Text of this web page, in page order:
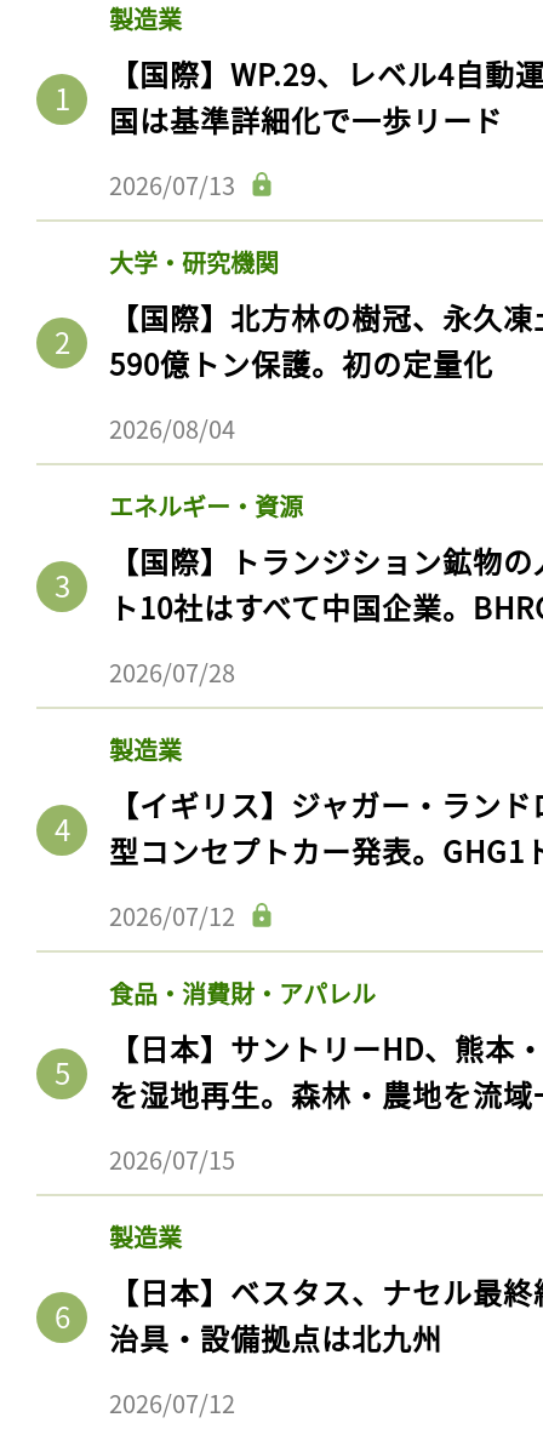
製造業
【国際】WP.29、レベル4自動
国は基準詳細化で一歩リード
2026/07/13
大学・研究機関
【国際】北方林の樹冠、永久
590億トン保護。初の定量化
2026/08/04
エネルギー・資源
【国際】トランジション鉱物
ト10社はすべて中国企業。
2026/07/28
製造業
【イギリス】ジャガー・ラン
型コンセプトカー発表。GHG1
2026/07/12
食品・消費財・アパレル
【日本】サントリーHD、熊本
を湿地再生。森林・農地を流
2026/07/15
製造業
【日本】ベスタス、ナセル最
治具・設備拠点は北九州
2026/07/12